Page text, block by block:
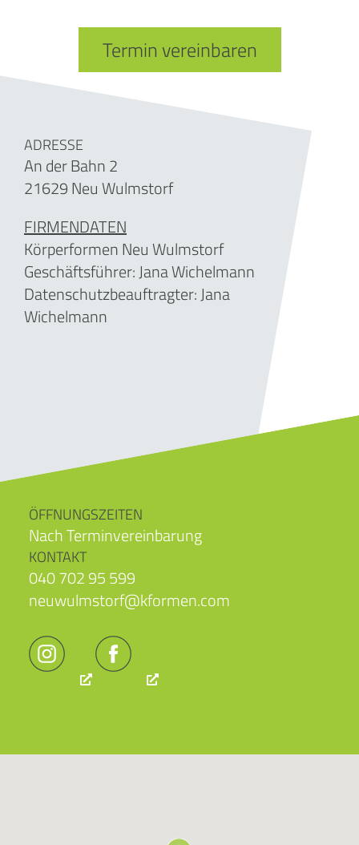
Termin vereinbaren
ADRESSE
An der Bahn 2
21629 Neu Wulmstorf
FIRMENDATEN
Körperformen Neu Wulmstorf
Geschäftsführer: Jana Wichelmann
Datenschutzbeauftragter: Jana
Wichelmann
ÖFFNUNGSZEITEN
Nach Terminvereinbarung
KONTAKT
040 702 95 599
neuwulmstorf@kformen.com